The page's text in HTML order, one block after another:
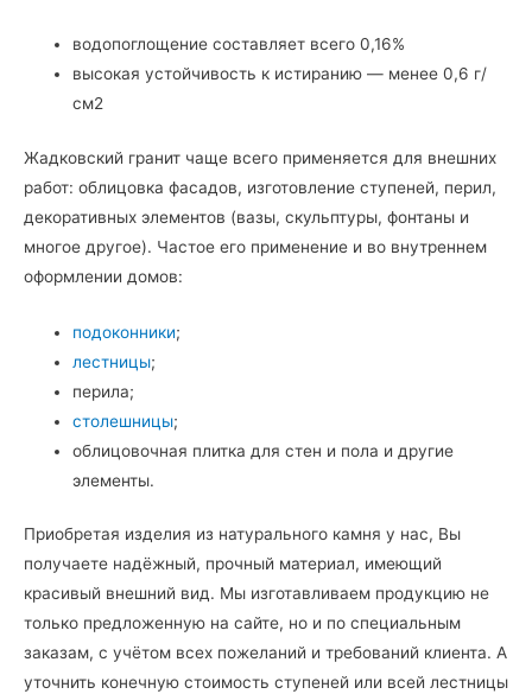
водопоглощение составляет всего 0,16%
высокая устойчивость к истиранию — менее 0,6 г/
см2
Жадковский гранит чаще всего применяется для внешних
работ: облицовка фасадов, изготовление ступеней, перил,
декоративных элементов (вазы, скульптуры, фонтаны и
многое другое). Частое его применение и во внутреннем
оформлении домов:
подоконники;
лестницы;
перила;
столешницы;
облицовочная плитка для стен и пола и другие
элементы.
Приобретая изделия из натурального камня у нас, Вы
получаете надёжный, прочный материал, имеющий
красивый внешний вид. Мы изготавливаем продукцию не
только предложенную на сайте, но и по специальным
заказам, с учётом всех пожеланий и требований клиента. А
уточнить конечную стоимость ступеней или всей лестницы